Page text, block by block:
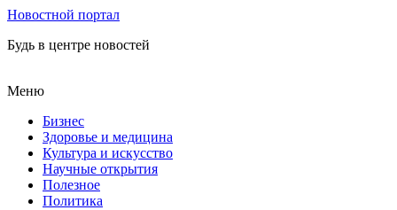
Новостной портал
Будь в центре новостей
Меню
Бизнес
Здоровье и медицина
Культура и искусство
Научные открытия
Полезное
Политика